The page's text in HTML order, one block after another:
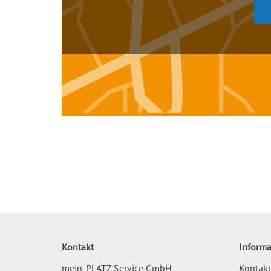
Kontakt
mein-PLATZ Service GmbH
Kontakt